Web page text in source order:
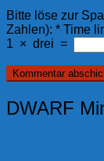
Bitte löse zur
Zahlen): * Time
1 × drei =
DWARF